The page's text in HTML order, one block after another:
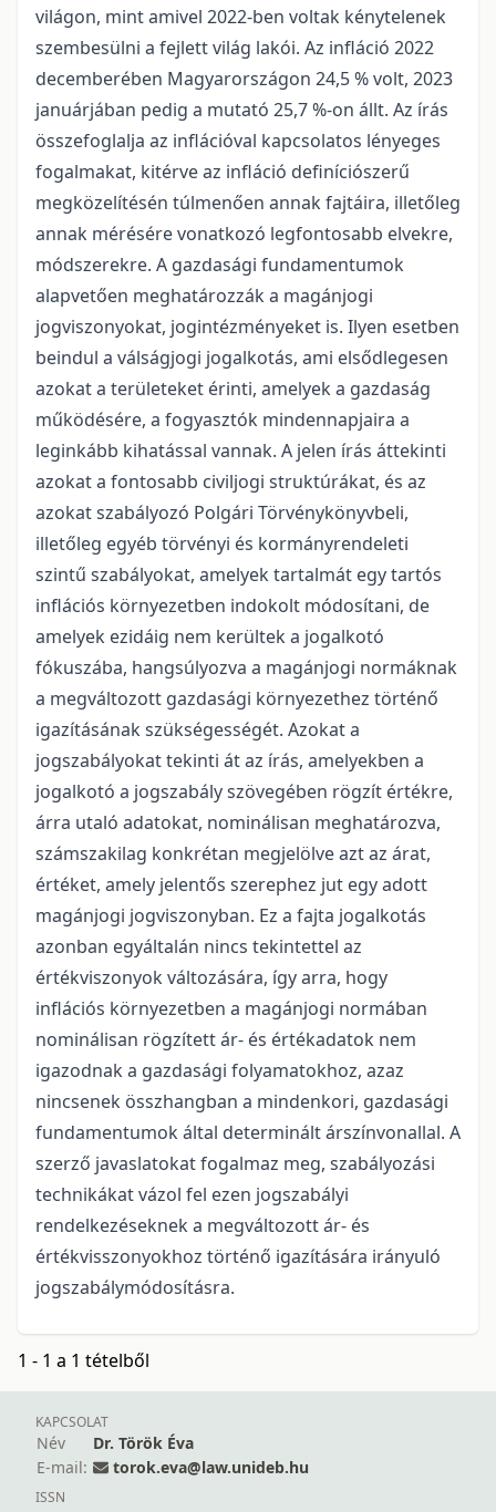
világon, mint amivel 2022-ben voltak kénytelenek
szembesülni a fejlett világ lakói. Az infláció 2022
decemberében Magyarországon 24,5 % volt, 2023
januárjában pedig a mutató 25,7 %-on állt. Az írás
összefoglalja az inflációval kapcsolatos lényeges
fogalmakat, kitérve az infláció definíciószerű
megközelítésén túlmenően annak fajtáira, illetőleg
annak mérésére vonatkozó legfontosabb elvekre,
módszerekre. A gazdasági fundamentumok
alapvetően meghatározzák a magánjogi
jogviszonyokat, jogintézményeket is. Ilyen esetben
beindul a válságjogi jogalkotás, ami elsődlegesen
azokat a területeket érinti, amelyek a gazdaság
működésére, a fogyasztók mindennapjaira a
leginkább kihatással vannak. A jelen írás áttekinti
azokat a fontosabb civiljogi struktúrákat, és az
azokat szabályozó Polgári Törvénykönyvbeli,
illetőleg egyéb törvényi és kormányrendeleti
szintű szabályokat, amelyek tartalmát egy tartós
inflációs környezetben indokolt módosítani, de
amelyek ezidáig nem kerültek a jogalkotó
fókuszába, hangsúlyozva a magánjogi normáknak
a megváltozott gazdasági környezethez történő
igazításának szükségességét. Azokat a
jogszabályokat tekinti át az írás, amelyekben a
jogalkotó a jogszabály szövegében rögzít értékre,
árra utaló adatokat, nominálisan meghatározva,
számszakilag konkrétan megjelölve azt az árat,
értéket, amely jelentős szerephez jut egy adott
magánjogi jogviszonyban. Ez a fajta jogalkotás
azonban egyáltalán nincs tekintettel az
értékviszonyok változására, így arra, hogy
inflációs környezetben a magánjogi normában
nominálisan rögzített ár- és értékadatok nem
igazodnak a gazdasági folyamatokhoz, azaz
nincsenek összhangban a mindenkori, gazdasági
fundamentumok által determinált árszínvonallal. A
szerző javaslatokat fogalmaz meg, szabályozási
technikákat vázol fel ezen jogszabályi
rendelkezéseknek a megváltozott ár- és
értékvisszonyokhoz történő igazítására irányuló
jogszabálymódosításra.
1 - 1 a 1 tételből
KAPCSOLAT
Név
Dr. Török Éva
E-mail:
torok.eva@law.unideb.hu
ISSN